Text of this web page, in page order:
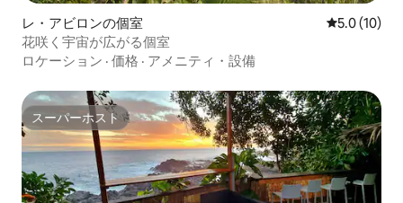
レ・アビロンの個室 レビュー10
5.0 (10)
花咲く宇宙が広がる個室
ロケーション · 価格 · アメニティ・設備
スーパーホスト
スーパーホスト